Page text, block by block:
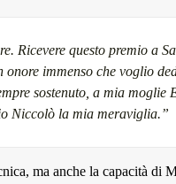
Ricevere questo premio a
onore immenso che voglio
sostenuto, a mia moglie
Niccolò la mia meraviglia.”
ma anche la capacità di